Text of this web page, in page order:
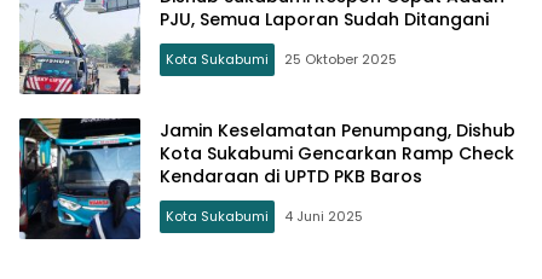
PJU, Semua Laporan Sudah Ditangani
Kota Sukabumi 25 Oktober 2025
Jamin Keselamatan Penumpang, Dishub
Kota Sukabumi Gencarkan Ramp Check
Kendaraan di UPTD PKB Baros
Kota Sukabumi 4 Juni 2025